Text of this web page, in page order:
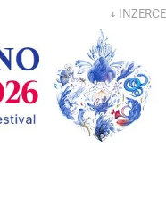
↓ INZERCE